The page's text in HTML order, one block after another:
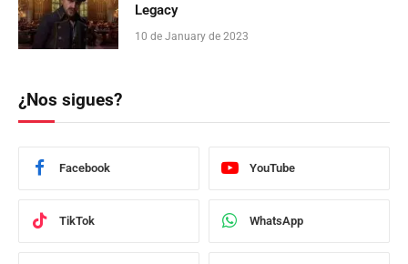
Legacy
10 de January de 2023
¿Nos sigues?
Facebook YouTube
TikTok WhatsApp